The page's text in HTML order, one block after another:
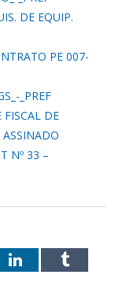
DE EQUIP.
PE 007-
_PREF
DE
Nº 33 –
LinkedInTumblr